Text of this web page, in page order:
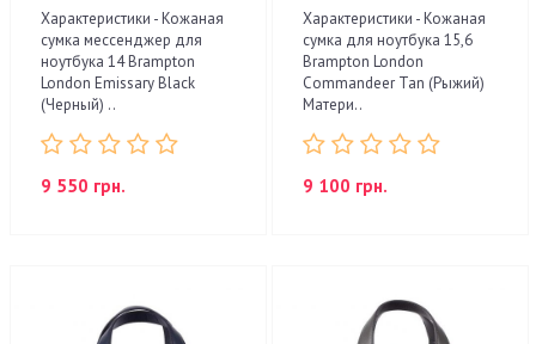
Характеристики - Кожаная
сумка мессенджер для
ноутбука 14 Brampton
London Emissary Black
(Черный) ..
9 550 грн.
Характеристики - Кожаная
сумка для ноутбука 15,6
Brampton London
Commandeer Tan (Рыжий)
Матери..
9 100 грн.